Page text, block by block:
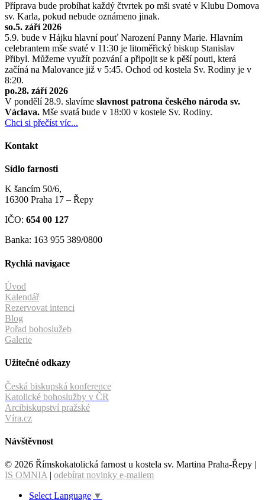
Příprava bude probíhat každý čtvrtek po mši svaté v Klubu Domova
sv. Karla, pokud nebude oznámeno jinak.
so.5. září 2026
5.9. bude v Hájku hlavní pouť Narození Panny Marie. Hlavním
celebrantem mše svaté v 11:30 je litoměřický biskup Stanislav
Přibyl. Můžeme využít pozvání a připojit se k pěší pouti, která
začíná na Malovance již v 5:45. Ochod od kostela Sv. Rodiny je v
8:20.
po.28. září 2026
V pondělí 28.9. slavíme slavnost patrona českého národa sv.
Václava. Mše svatá bude v 18:00 v kostele Sv. Rodiny.
Chci si přečíst víc...
Kontakt
Sídlo farnosti
K šancím 50/6,
16300 Praha 17 – Řepy
IČO: 654 00 127
Banka: 163 955 389/0800
Rychlá navigace
Úvod
Kalendář
Rezervovat intenci
Blog
Pořad bohoslužeb
Galerie
Užitečné odkazy
Česká biskupská konference
Katolické bohoslužby v ČR
Arcibiskupství pražské
Víra.cz
Návštěvnost
© 2026 Římskokatolická farnost u kostela sv. Martina Praha-Řepy |
IS OMNIA | odebírat novinky e-mailem
Select Language ▼